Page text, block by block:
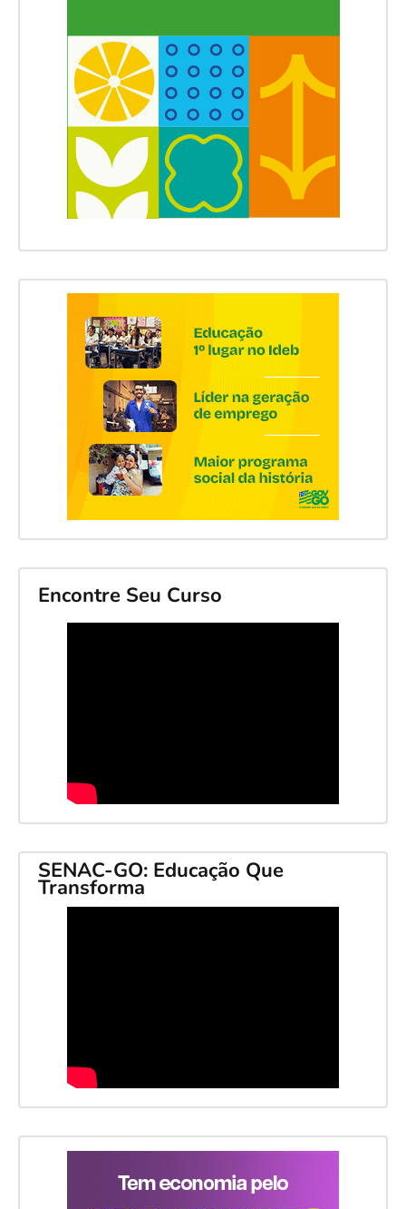
Encontre Seu Curso
SENAC-GO: Educação Que
Transforma